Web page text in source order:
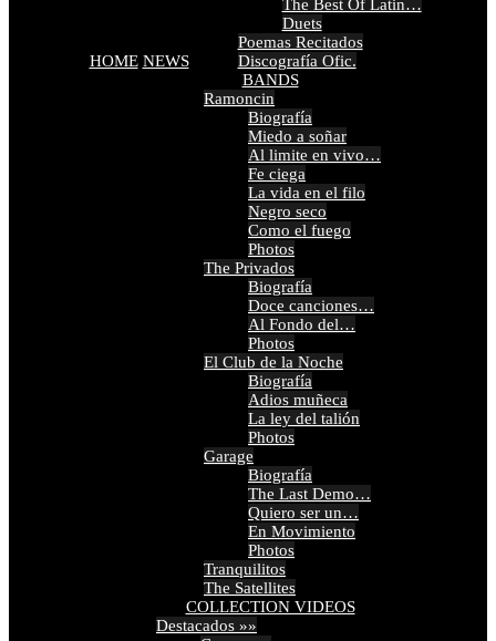
HOME NEWS
The Best Of Latin…
Duets
Poemas Recitados
Discografía Ofic.
BANDS
Ramoncin
Biografía
Miedo a soñar
Al limite en vivo…
Fe ciega
La vida en el filo
Negro seco
Como el fuego
Photos
The Privados
Biografía
Doce canciones…
Al Fondo del…
Photos
El Club de la Noche
Biografía
Adios muñeca
La ley del talión
Photos
Garage
Biografía
The Last Demo…
Quiero ser un…
En Movimiento
Photos
Tranquilitos
The Satellites
COLLECTION VIDEOS
Destacados »»